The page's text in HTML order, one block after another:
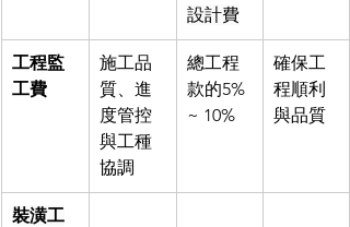
設計費
工程監
工費
施工品
質、進
度管控
與工種
協調
總工程
款的5%
~ 10%
確保工
程順利
與品質
裝潢工